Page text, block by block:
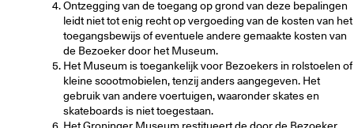
Ontzegging van de toegang op grond van deze bepalingen
leidt niet tot enig recht op vergoeding van de kosten van het
toegangsbewijs of eventuele andere gemaakte kosten van
de Bezoeker door het Museum.
Het Museum is toegankelijk voor Bezoekers in rolstoelen of
kleine scootmobielen, tenzij anders aangegeven. Het
gebruik van andere voertuigen, waaronder skates en
skateboards is niet toegestaan.